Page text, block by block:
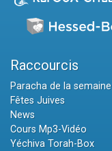
Raccourcis
Paracha de la semaine
Fêtes Juives
News
Cours Mp3-Vidéo
Yéchiva Torah-Box